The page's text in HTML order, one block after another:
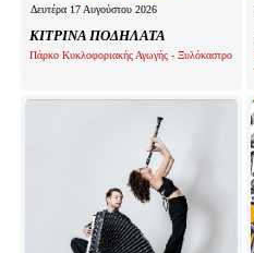
Δευτέρα 17 Αυγούστου 2026
ΚΙΤΡΙΝΑ ΠΟΔΗΛΑΤΑ
Πάρκο Κυκλοφοριακής Αγωγής - Ξυλόκαστρο